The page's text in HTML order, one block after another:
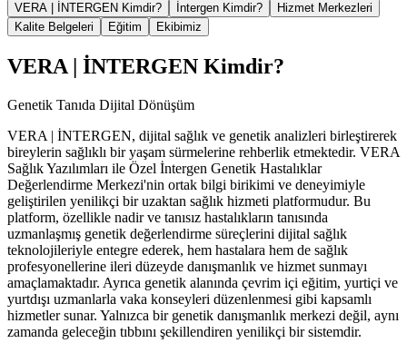
VERA | İNTERGEN Kimdir? İntergen Kimdir?
Hizmet Merkezleri
Kalite Belgeleri
Eğitim Ekibimiz
VERA | İNTERGEN Kimdir?
Genetik Tanıda Dijital Dönüşüm
VERA | İNTERGEN, dijital sağlık ve genetik analizleri birleştirerek
bireylerin sağlıklı bir yaşam sürmelerine rehberlik etmektedir. VERA
Sağlık Yazılımları ile Özel İntergen Genetik Hastalıklar
Değerlendirme Merkezi'nin ortak bilgi birikimi ve deneyimiyle
geliştirilen yenilikçi bir uzaktan sağlık hizmeti platformudur. Bu
platform, özellikle nadir ve tanısız hastalıkların tanısında
uzmanlaşmış genetik değerlendirme süreçlerini dijital sağlık
teknolojileriyle entegre ederek, hem hastalara hem de sağlık
profesyonellerine ileri düzeyde danışmanlık ve hizmet sunmayı
amaçlamaktadır. Ayrıca genetik alanında çevrim içi eğitim, yurtiçi ve
yurtdışı uzmanlarla vaka konseyleri düzenlenmesi gibi kapsamlı
hizmetler sunar. Yalnızca bir genetik danışmanlık merkezi değil, aynı
zamanda geleceğin tıbbını şekillendiren yenilikçi bir sistemdir.